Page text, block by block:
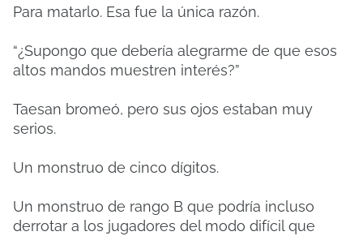
Para matarlo. Esa fue la única razón.
“¿Supongo que debería alegrarme de que esos
altos mandos muestren interés?”
Taesan bromeó, pero sus ojos estaban muy
serios.
Un monstruo de cinco dígitos.
Un monstruo de rango B que podría incluso
derrotar a los jugadores del modo difícil que